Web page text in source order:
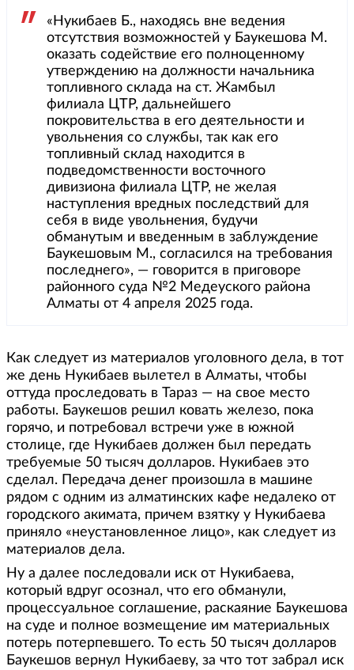
«Нукибаев Б., находясь вне ведения
отсутствия возможностей у Баукешова М.
оказать содействие его полноценному
утверждению на должности начальника
топливного склада на ст. Жамбыл
филиала ЦТР, дальнейшего
покровительства в его деятельности и
увольнения со службы, так как его
топливный склад находится в
подведомственности восточного
дивизиона филиала ЦТР, не желая
наступления вредных последствий для
себя в виде увольнения, будучи
обманутым и введенным в заблуждение
Баукешовым М., согласился на требования
последнего», — говорится в приговоре
районного суда №2 Медеуского района
Алматы от 4 апреля 2025 года.
Как следует из материалов уголовного дела, в тот
же день Нукибаев вылетел в Алматы, чтобы
оттуда проследовать в Тараз — на свое место
работы. Баукешов решил ковать железо, пока
горячо, и потребовал встречи уже в южной
столице, где Нукибаев должен был передать
требуемые 50 тысяч долларов. Нукибаев это
сделал. Передача денег произошла в машине
рядом с одним из алматинских кафе недалеко от
городского акимата, причем взятку у Нукибаева
приняло «неустановленное лицо», как следует из
материалов дела.
Ну а далее последовали иск от Нукибаева,
который вдруг осознал, что его обманули,
процессуальное соглашение, раскаяние Баукешова
на суде и полное возмещение им материальных
потерь потерпевшего. То есть 50 тысяч долларов
Баукешов вернул Нукибаеву, за что тот забрал иск